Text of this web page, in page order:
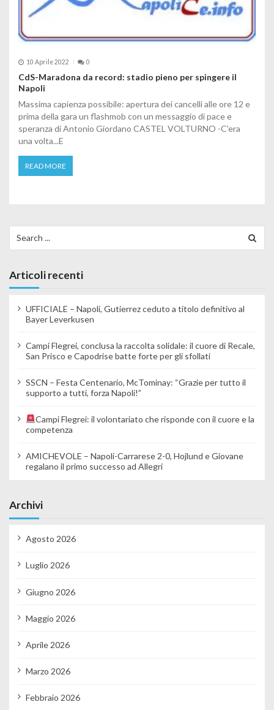
10 Aprile 2022 0
CdS-Maradona da record: stadio pieno per spingere il
Napoli
Massima capienza possibile: apertura dei cancelli alle ore 12 e
prima della gara un flashmob con un messaggio di pace e
speranza di Antonio Giordano CASTEL VOLTURNO -C'era
una volta...E
READ MORE
Articoli recenti
UFFICIALE – Napoli, Gutierrez ceduto a titolo definitivo al
Bayer Leverkusen
Campi Flegrei, conclusa la raccolta solidale: il cuore di Recale,
San Prisco e Capodrise batte forte per gli sfollati
SSCN – Festa Centenario, McTominay: “Grazie per tutto il
supporto a tutti, forza Napoli!”
Campi Flegrei: il volontariato che risponde con il cuore e la
competenza
AMICHEVOLE – Napoli-Carrarese 2-0, Hojlund e Giovane
regalano il primo successo ad Allegri
Archivi
Agosto 2026
Luglio 2026
Giugno 2026
Maggio 2026
Aprile 2026
Marzo 2026
Febbraio 2026